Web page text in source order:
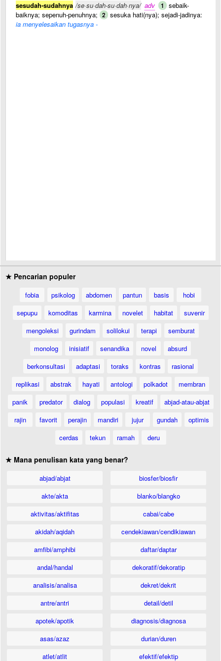
sesudah-sudahnya /se·su·dah-su·dah·nya/ adv 1 sebaik-
baiknya; sepenuh-penuhnya; 2 sesuka hati(nya); sejadi-jadinya:
ia menyelesaikan tugasnya -
★ Pencarian populer
fobia psikolog abdomen pantun basis
hobi
sepupu
komoditas karmina novelet habitat
suvenir
mengoleksi
gurindam solilokui terapi
semburat
monolog
inisiatif senandika novel
absurd
berkonsultasi
adaptasi toraks kontras
rasional
replikasi
abstrak hayati antologi polkadot
membran
panik
predator dialog populasi kreatif
abjad-atau-abjat
rajin
favorit perajin mandiri jujur gundah
optimis
cerdas
tekun ramah deru
★ Mana penulisan kata yang benar?
abjad/abjat
akte/akta
aktivitas/aktifitas
akidah/aqidah
amfibi/amphibi
andal/handal
analisis/analisa
antre/antri
apotek/apotik
asas/azaz
atlet/atlit
biosfer/biosfir
blanko/blangko
cabai/cabe
cendekiawan/cendikiawan
daftar/daptar
dekoratif/dekoratip
dekret/dekrit
detail/detil
diagnosis/diagnosa
durian/duren
efektif/efektip